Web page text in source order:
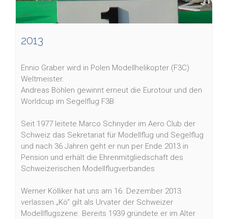
2013
Ennio Graber wird in Polen Modellhelikopter (F3C)
Weltmeister.
Andreas Böhlen gewinnt erneut die Eurotour und den
Worldcup im Segelflug F3B
Seit 1977 leitete Marco Schnyder im Aero Club der
Schweiz das Sekretariat für Modellflug und Segelflug
und nach 36 Jahren geht er nun per Ende 2013 in
Pension und erhält die Ehrenmitgliedschaft des
Schweizerischen Modellflugverbandes
Werner Kölliker hat uns am 16. Dezember 2013
verlassen.„Kö“ gilt als Urvater der Schweizer
Modellflugszene. Bereits 1939 gründete er im Alter